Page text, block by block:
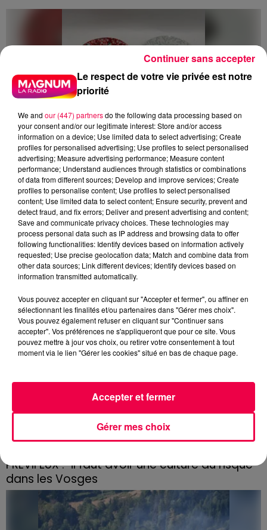
5 août 2026
Des assiettes Linvosges rappelées pour
excès de plomb
Du plomb a été détecté dans deux assiettes en
céramique vendues entre 2020 et 2022 par Linvosges.
PRÉVIFEUX : "il faut avoir une culture du risque"
dans les Vosges
Le respect de votre vie privée est notre
priorité
We and our (447) partnersdo the following data processing based on
your consent and/or our legitimate interest: Store and/or access
information on a device; Use limited data to select advertising; Create
profiles for personalised advertising; Use profiles to select personalised
advertising; Measure advertising performance; Measure content
performance; Understand audiences through statistics or combinations
of data from different sources; Develop and improve services; Create
profiles to personalise content; Use profiles to select personalised
content; Use limited data to select content; Ensure security, prevent and
detect fraud, and fix errors; Deliver and present advertising and content;
Save and communicate privacy choices. These technologies may
process personal data such as IP address and browsing data to offer
following functionalities: Identify devices based on information actively
requested; Use precise geolocation data; Match and combine data from
other data sources; Link different devices; Identify devices based on
information transmitted automatically.
Vous pouvez accepter en cliquant sur "Accepter et fermer", ou affiner en
sélectionnant les finalités et/ou partenaires dans "Gérer mes choix".
Vous pouvez également refuser en cliquant sur "Continuer sans
accepter". Vos préférences ne s'appliqueront que pour ce site. Vous
pouvez mettre à jour vos choix, ou retirer votre consentement à tout
moment via le lien "Gérer les cookies" situé en bas de chaque page.
Gérer mes choix
Accepter et fermer
Continuer sans accepter